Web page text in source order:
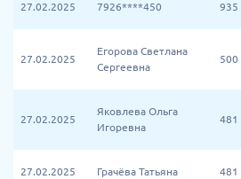
27.02.2025 7926****450 935
27.02.2025
Егорова Светлана
Сергеевна
500
27.02.2025
Яковлева Ольга
Игоревна
481
27.02.2025 Грачёва Татьяна 481